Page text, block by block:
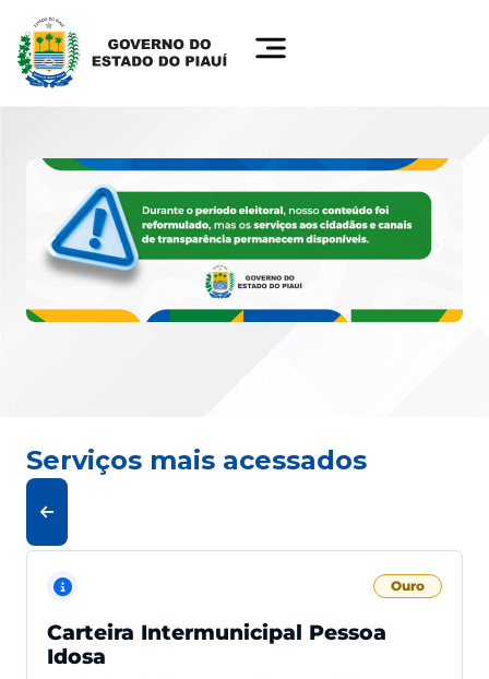
Serviços mais acessados
Ouro
Carteira Intermunicipal Pessoa
Idosa